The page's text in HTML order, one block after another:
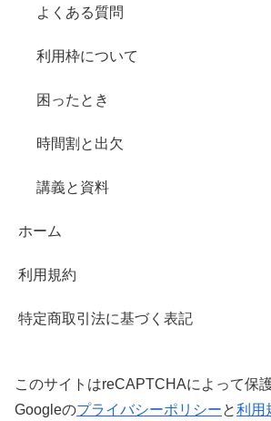
よくある質問
利用枠について
困ったとき
時間割と出欠
講義と資料
ホーム
利用規約
特定商取引法に基づく表記
このサイトはreCAPTCHAによって保
Googleのプライバシーポリシーと利用